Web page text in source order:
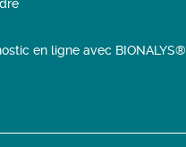
en ligne avec BIONALYS®